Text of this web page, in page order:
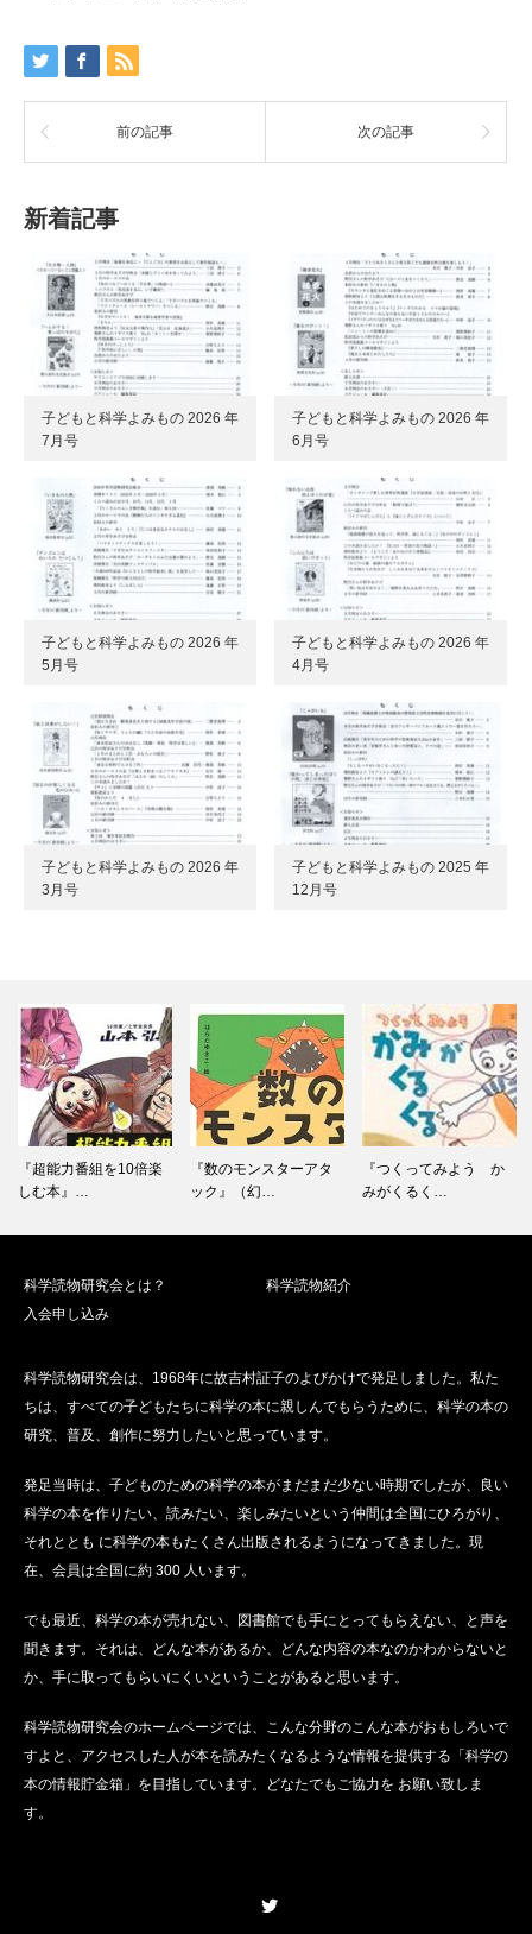
前の記事 次の記事
新着記事
子どもと科学よみもの 2026 年
7月号
子どもと科学よみもの 2026 年
6月号
子どもと科学よみもの 2026 年
5月号
子どもと科学よみもの 2026 年
4月号
子どもと科学よみもの 2026 年
3月号
子どもと科学よみもの 2025 年
12月号
『超能力番組を10倍楽
しむ本』…
『数のモンスターアタ
ック』（幻…
『つくってみよう か
みがくるく…
科学読物研究会とは？
科学読物紹介
入会申し込み
科学読物研究会は、1968年に故吉村証子のよびかけで発足しました。私た
ちは、すべての子どもたちに科学の本に親しんでもらうために、科学の本の
研究、普及、創作に努力したいと思っています。
発足当時は、子どものための科学の本がまだまだ少ない時期でしたが、良い
科学の本を作りたい、読みたい、楽しみたいという仲間は全国にひろがり、
それととも に科学の本もたくさん出版されるようになってきました。現
在、会員は全国に約 300 人います。
でも最近、科学の本が売れない、図書館でも手にとってもらえない、と声を
聞きます。それは、どんな本があるか、どんな内容の本なのかわからないと
か、手に取ってもらいにくいということがあると思います。
科学読物研究会のホームページでは、こんな分野のこんな本がおもしろいで
すよと、アクセスした人が本を読みたくなるような情報を提供する「科学の
本の情報貯金箱」を目指しています。どなたでもご協力を お願い致しま
す。